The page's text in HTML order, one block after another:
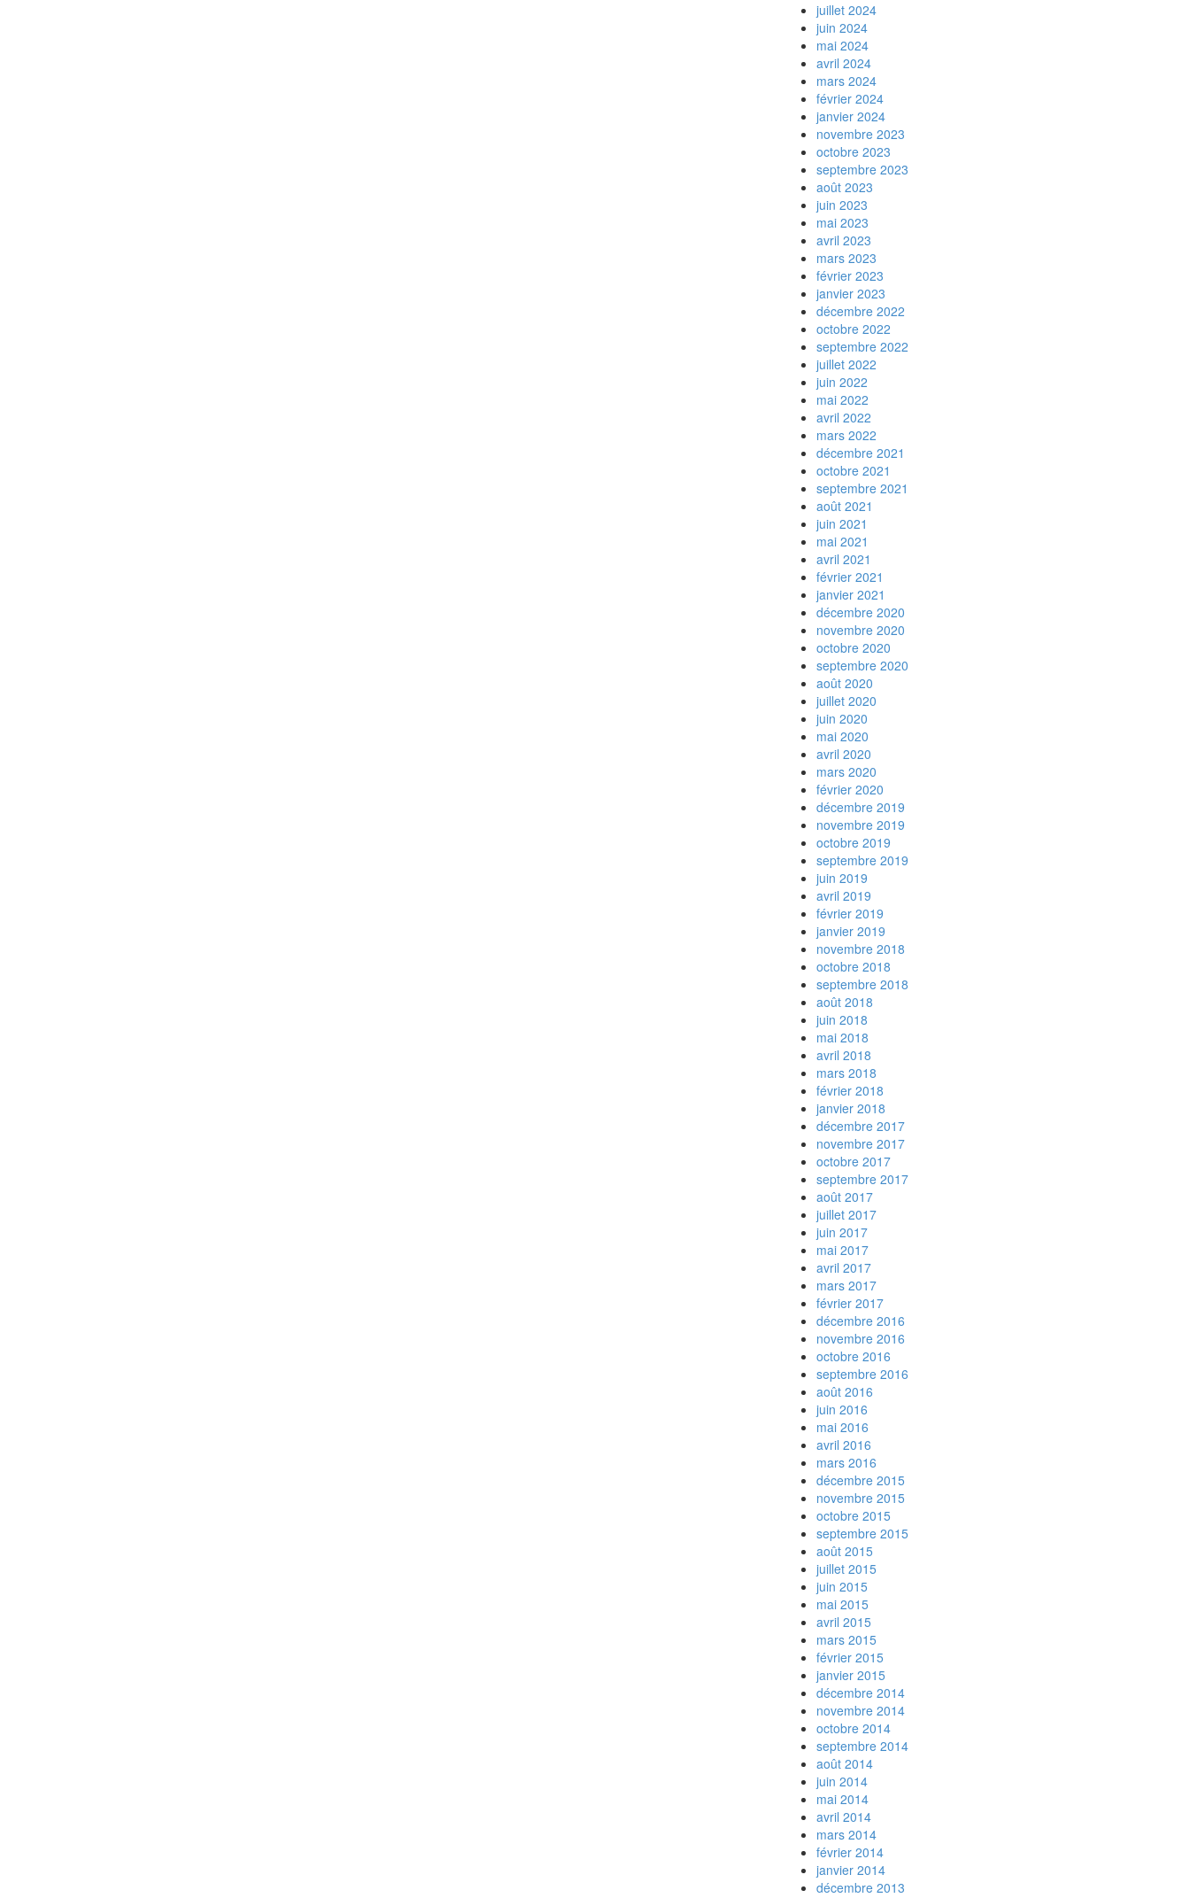
juillet 2024
juin 2024
mai 2024
avril 2024
mars 2024
février 2024
janvier 2024
novembre 2023
octobre 2023
septembre 2023
août 2023
juin 2023
mai 2023
avril 2023
mars 2023
février 2023
janvier 2023
décembre 2022
octobre 2022
septembre 2022
juillet 2022
juin 2022
mai 2022
avril 2022
mars 2022
décembre 2021
octobre 2021
septembre 2021
août 2021
juin 2021
mai 2021
avril 2021
février 2021
janvier 2021
décembre 2020
novembre 2020
octobre 2020
septembre 2020
août 2020
juillet 2020
juin 2020
mai 2020
avril 2020
mars 2020
février 2020
décembre 2019
novembre 2019
octobre 2019
septembre 2019
juin 2019
avril 2019
février 2019
janvier 2019
novembre 2018
octobre 2018
septembre 2018
août 2018
juin 2018
mai 2018
avril 2018
mars 2018
février 2018
janvier 2018
décembre 2017
novembre 2017
octobre 2017
septembre 2017
août 2017
juillet 2017
juin 2017
mai 2017
avril 2017
mars 2017
février 2017
décembre 2016
novembre 2016
octobre 2016
septembre 2016
août 2016
juin 2016
mai 2016
avril 2016
mars 2016
décembre 2015
novembre 2015
octobre 2015
septembre 2015
août 2015
juillet 2015
juin 2015
mai 2015
avril 2015
mars 2015
février 2015
janvier 2015
décembre 2014
novembre 2014
octobre 2014
septembre 2014
août 2014
juin 2014
mai 2014
avril 2014
mars 2014
février 2014
janvier 2014
décembre 2013